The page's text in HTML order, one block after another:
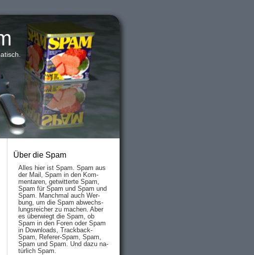
Über die Spam
Alles hier ist Spam. Spam aus
der Mail, Spam in den Kom­
men­taren, ge­twit­ter­te Spam,
Spam für Spam und Spam und
Spam. Manch­mal auch Wer­
bung, um die Spam ab­wechs­
lungs­reich­er zu mach­en. Aber
es über­wiegt die Spam, ob
Spam in den Fo­ren oder Spam
in Down­loads, Track­back-
Spam, Re­fe­rer-Spam, Spam,
Spam und Spam. Und da­zu na­
tür­lich Spam.